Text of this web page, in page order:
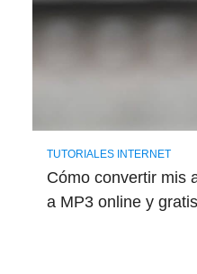
TUTORIALES INTERNET
Cómo convertir mis
a MP3 online y gratis